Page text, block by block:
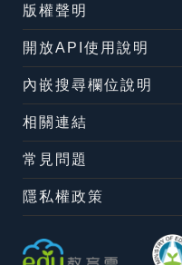
版權聲明
開放API使用說明
內嵌搜尋欄位說明
相關連結
常見問題
隱私權政策